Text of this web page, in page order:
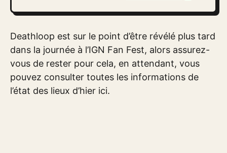
Deathloop est sur le point d’être révélé plus tard
dans la journée à l’IGN Fan Fest, alors assurez-
vous de rester pour cela, en attendant, vous
pouvez consulter toutes les informations de
l’état des lieux d’hier ici.